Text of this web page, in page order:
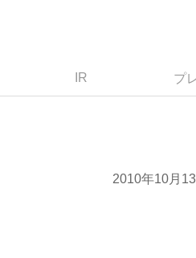
IR プ
2010年10月13